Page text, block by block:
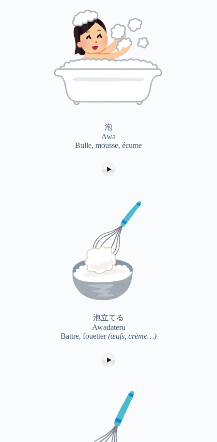
泡
Awa
Bulle, mousse, écume
泡立てる
Awadateru
Battre, fouetter(œufs, crème…)